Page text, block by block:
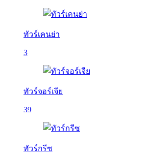
ทัวร์เคนย่า
3
ทัวร์จอร์เจีย
39
ทัวร์กรีซ